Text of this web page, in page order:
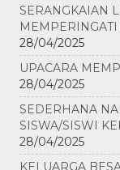
SERANGKAIAN
28/04/2025
UPACARA
28/04/2025
SEDERHANA
SISWA/SISWI
28/04/2025
KELUARGA